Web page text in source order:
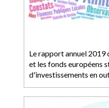
Le rapport annuel 2019
et les fonds européens
d'investissements en